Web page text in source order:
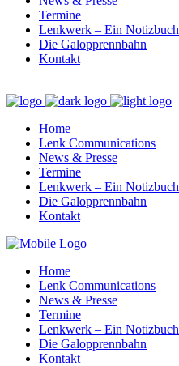
Termine
Lenkwerk – Ein Notizbuch
Die Galopprennbahn
Kontakt
Home
Lenk Communications
News & Presse
Termine
Lenkwerk – Ein Notizbuch
Die Galopprennbahn
Kontakt
Home
Lenk Communications
News & Presse
Termine
Lenkwerk – Ein Notizbuch
Die Galopprennbahn
Kontakt